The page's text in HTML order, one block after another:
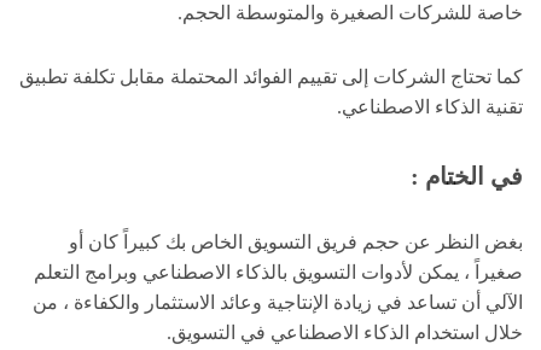
خاصة للشركات الصغيرة والمتوسطة الحجم.
كما تحتاج الشركات إلى تقييم الفوائد المحتملة مقابل تكلفة تطبيق
تقنية الذكاء الاصطناعي.
في الختام :
بغض النظر عن حجم فريق التسويق الخاص بك كبيراً كان أو
صغيراً ، يمكن لأدوات التسويق بالذكاء الاصطناعي وبرامج التعلم
الآلي أن تساعد في زيادة الإنتاجية وعائد الاستثمار والكفاءة ، من
خلال استخدام الذكاء الاصطناعي في التسويق.